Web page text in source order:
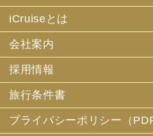
保険の手続き上必要な範囲内で、
保険会社等に対し、お客様の氏
話番号またはメールアドレス、
トカード番号を電磁的方法等で送
(2) 当社は、旅行先でのお客様の
め、当社の保有するお客様の個
することがあります。この場合、
ト番号及び搭乗される航空便名
め電磁的方法等で送付することに
iCruiseとは
会社案内
採用情報
旅行条件書
プライバシーポリシー（PDF